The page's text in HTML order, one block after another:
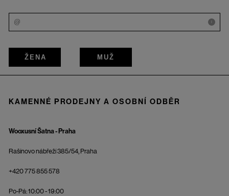
i
ŽENA MUŽ
KAMENNÉ PRODEJNY A OSOBNÍ ODBĚR
Wooxusní Šatna - Praha
Rašínovo nábřeží 385/54, Praha
+420 775 855 578
Po-Pá: 10:00 - 19:00